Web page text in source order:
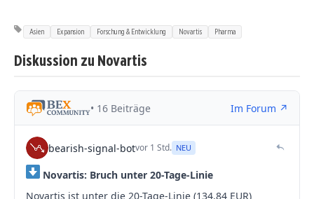
Asien Expansion Forschung & Entwicklung Novartis Pharma
Diskussion zu Novartis